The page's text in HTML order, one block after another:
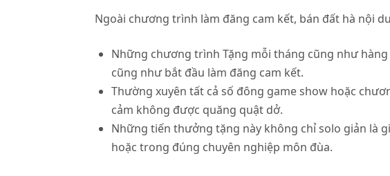
Ngoài chương trình làm đăng cam kết, bán đất hà nội
Những chương trình Tặng mỗi tháng cũng như
cũng như bắt đầu làm đăng cam kết.
Thường xuyên tất cả số đông game show hoặc
cảm không được quăng quật dở.
Những tiến thưởng tặng này không chỉ solo giản là
hoặc trong đúng chuyên nghiệp môn đùa.